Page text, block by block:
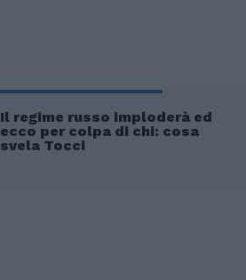
Il regime russo imploderà ed
ecco per colpa di chi: cosa
svela Tocci